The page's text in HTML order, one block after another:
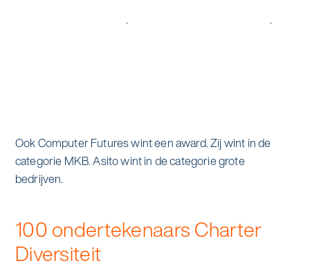
alle diensten bekijken
Wij werken voor
Duurzaamheid & Asito
Mens & Asito
Ook Computer Futures wint een award. Zij wint in de
categorie MKB. Asito wint in de categorie grote
bedrijven.
100 ondertekenaars Charter
Diversiteit